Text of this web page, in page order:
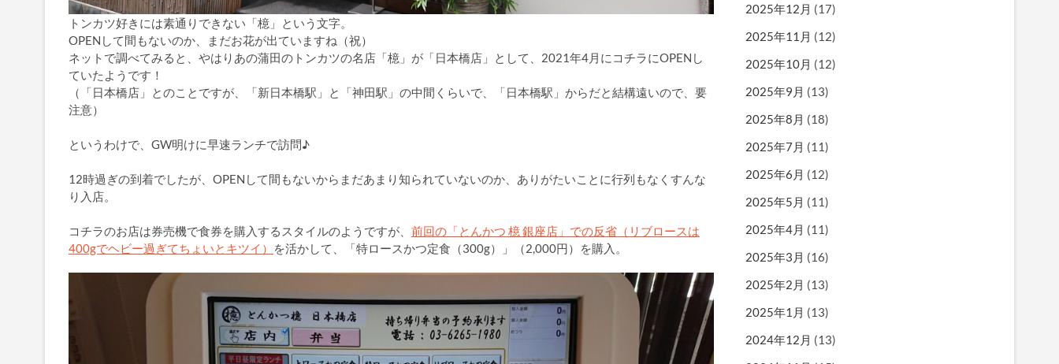
トンカツ好きには素通りできない「檍」という文字。
OPENして間もないのか、まだお花が出ていますね（祝）
ネットで調べてみると、やはりあの蒲田のトンカツの名店「檍」が「日本橋店」として、2021年4月にコチラにOPENし
ていたようです！
（「日本橋店」とのことですが、「新日本橋駅」と「神田駅」の中間くらいで、「日本橋駅」からだと結構遠いので、要
注意）
というわけで、GW明けに早速ランチで訪問♪
12時過ぎの到着でしたが、OPENして間もないからまだあまり知られていないのか、ありがたいことに行列もなくすんな
り入店。
コチラのお店は券売機で食券を購入するスタイルのようですが、 前回の「とんかつ 檍 銀座店」での反省（リブロースは
400gでヘビー過ぎてちょいとキツイ）
を活かして、「特ロースかつ定食（300g）」（2,000円）を購入。
2025年12月 (17)
2025年11月 (12)
2025年10月 (12)
2025年9月 (13)
2025年8月 (18)
2025年7月 (11)
2025年6月 (12)
2025年5月 (11)
2025年4月 (11)
2025年3月 (16)
2025年2月 (13)
2025年1月 (13)
2024年12月 (13)